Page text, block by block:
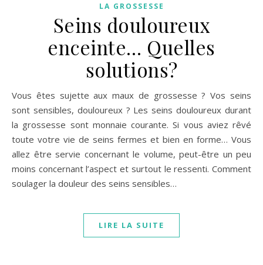
LA GROSSESSE
Seins douloureux
enceinte… Quelles
solutions?
Vous êtes sujette aux maux de grossesse ? Vos seins
sont sensibles, douloureux ? Les seins douloureux durant
la grossesse sont monnaie courante. Si vous aviez rêvé
toute votre vie de seins fermes et bien en forme… Vous
allez être servie concernant le volume, peut-être un peu
moins concernant l’aspect et surtout le ressenti. Comment
soulager la douleur des seins sensibles…
LIRE LA SUITE